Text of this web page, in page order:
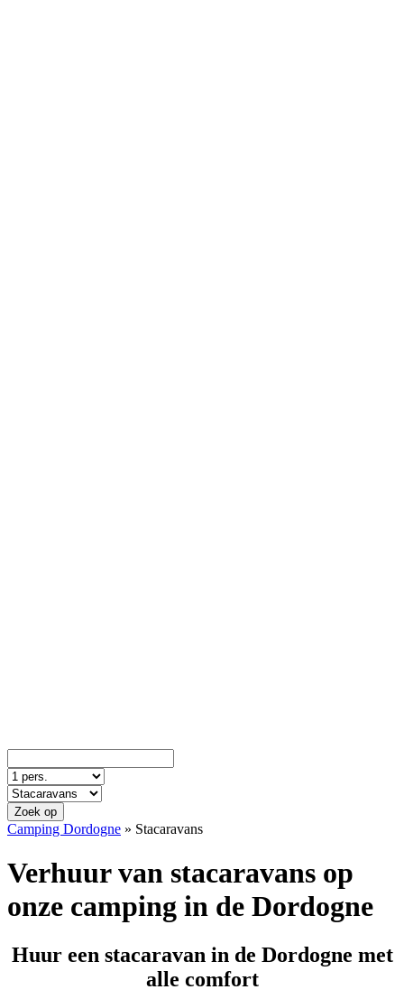
Zoek op
Camping Dordogne » Stacaravans
Verhuur van stacaravans op
onze camping in de Dordogne
Huur een stacaravan in de Dordogne met
alle comfort